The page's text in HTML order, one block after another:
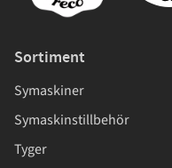
Sortiment
Symaskiner
Symaskinstillbehör
Tyger